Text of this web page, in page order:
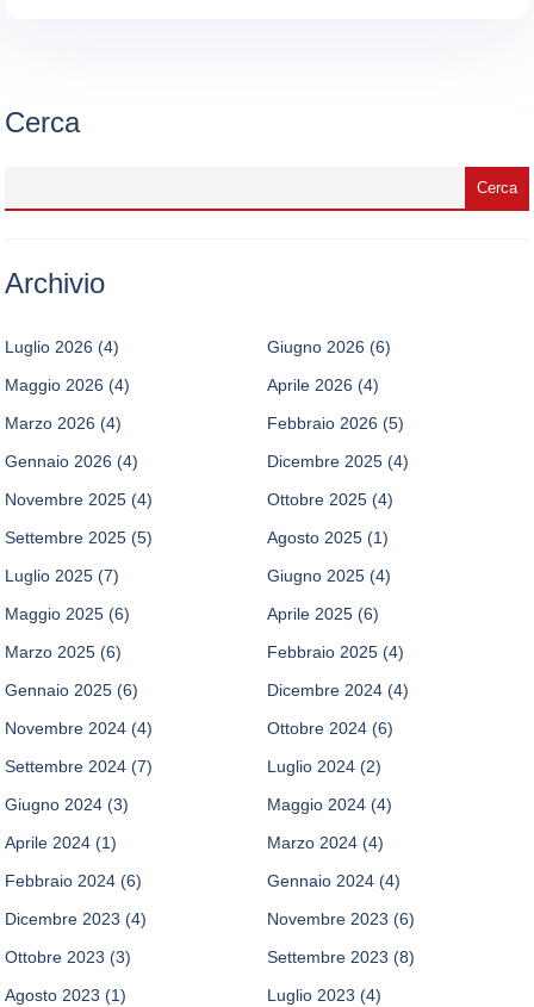
Cerca
Archivio
Luglio 2026 (4) Giugno 2026 (6)
Maggio 2026 (4) Aprile 2026 (4)
Marzo 2026 (4) Febbraio 2026 (5)
Gennaio 2026 (4) Dicembre 2025 (4)
Novembre 2025 (4) Ottobre 2025 (4)
Settembre 2025 (5) Agosto 2025 (1)
Luglio 2025 (7) Giugno 2025 (4)
Maggio 2025 (6) Aprile 2025 (6)
Marzo 2025 (6) Febbraio 2025 (4)
Gennaio 2025 (6) Dicembre 2024 (4)
Novembre 2024 (4) Ottobre 2024 (6)
Settembre 2024 (7) Luglio 2024 (2)
Giugno 2024 (3) Maggio 2024 (4)
Aprile 2024 (1) Marzo 2024 (4)
Febbraio 2024 (6) Gennaio 2024 (4)
Dicembre 2023 (4) Novembre 2023 (6)
Ottobre 2023 (3) Settembre 2023 (8)
Agosto 2023 (1) Luglio 2023 (4)